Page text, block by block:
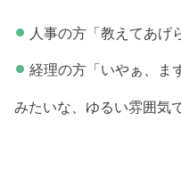
人事の方「教えてあげ
経理の方「いやぁ、ま
みたいな、ゆるい雰囲気